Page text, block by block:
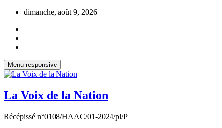
Aller
contenu
dimanche, août 9, 2026
Menu responsive
La Voix de la Nation
Récépissé n°0108/HAAC/01-2024/pl/P